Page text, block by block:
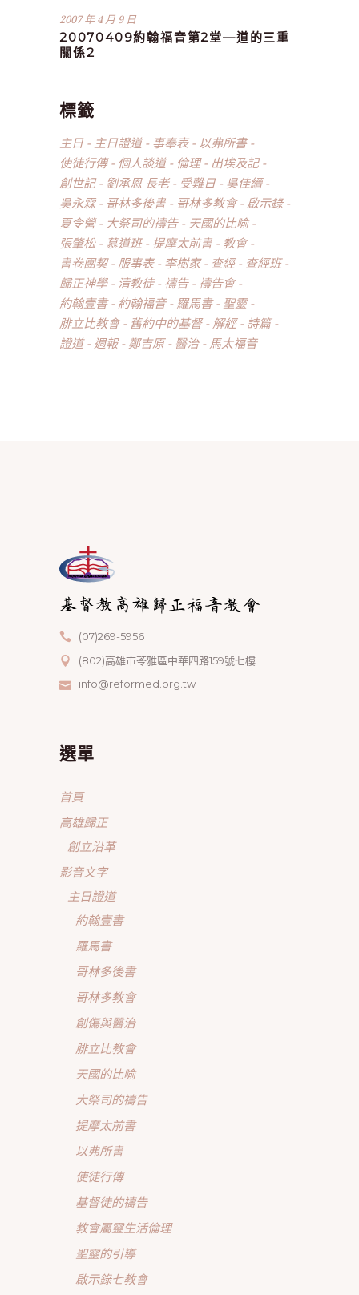
2007 年 4 月 9 日
20070409約翰福音第2堂—道的三重
關係2
標籤
主日 主日證道 事奉表
以弗所書
使徒行傳
個人談道 倫理
出埃及記
創世記
劉承恩 長老 受難日
吳佳縉
吳永霖
哥林多後書 哥林多教會
啟示錄
夏令營
大祭司的禱告
天國的比喻
張肇松
慕道班 提摩太前書
教會
書卷團契
服事表 李樹家 查經
查經班
歸正神學
清教徒 禱告
禱告會
約翰壹書
約翰福音 羅馬書
聖靈
腓立比教會
舊約中的基督 解經
詩篇
證道
週報 鄭吉原 醫治 馬太福音
(07)269-5956
(802)高雄市苓雅區中華四路159號七樓
info@reformed.org.tw
選單
首頁
高雄歸正
創立沿革
影音文字
主日證道
約翰壹書
羅馬書
哥林多後書
哥林多教會
創傷與醫治
腓立比教會
天國的比喻
大祭司的禱告
提摩太前書
以弗所書
使徒行傳
基督徒的禱告
教會屬靈生活倫理
聖靈的引導
啟示錄七教會